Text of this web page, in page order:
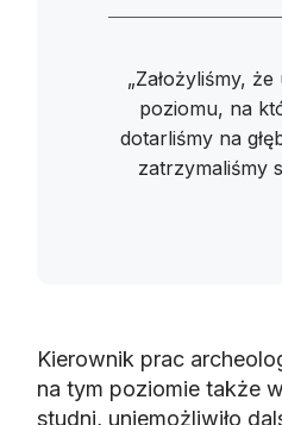
„Założyliśmy,
poziomu, na
dotarliśmy na
zatrzymaliśmy
Kierownik prac
na tym poziomie także
studni, uniemożliwiło